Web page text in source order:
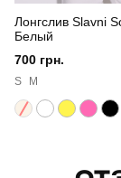
Лонгслив Slavni
Белый
700 грн.
S M